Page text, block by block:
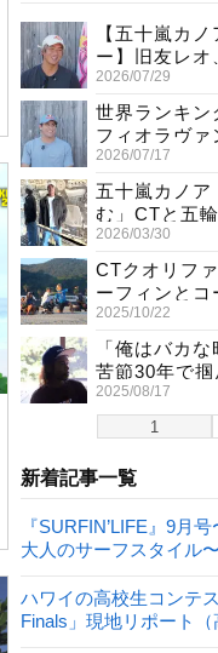
1
【五十嵐カ
ー】旧友レオ
プライベート
2026/07/29
世界ランキン
フィオラヴァ
ロージャージ
タビュー
2026/07/17
五十嵐カノア
む」CTと五
ューで熱弁
2026/03/30
CTクオリフ
ーフィンとコ
2025/10/22
「俺はバカ
苦節30年で
聖文(54)の生
2025/08/17
新着記事一覧
『SURFIN’LIFE』9月
大人のサーフスタイル〜
ハワイの高校生コンテ
Finals」現地リポート（